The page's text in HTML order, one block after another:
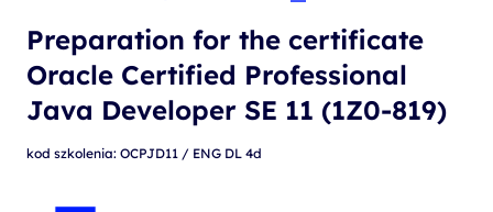
Preparation for the certificate
Oracle Certified Professional
Java Developer SE 11 (1Z0-819)
kod szkolenia: OCPJD11 / ENG DL 4d